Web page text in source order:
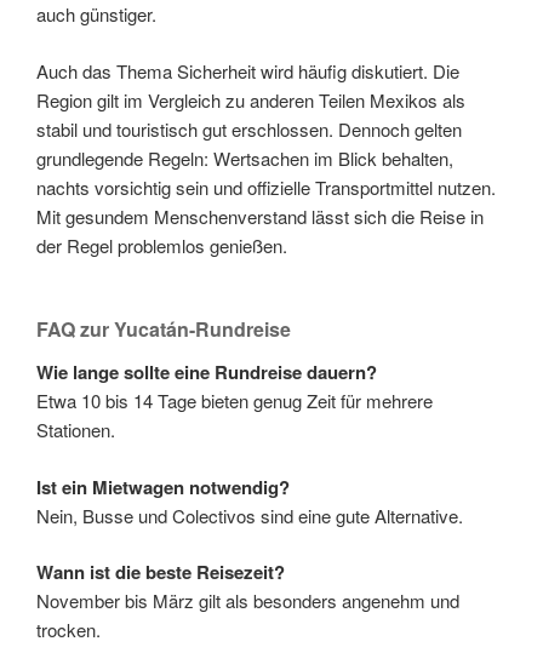
auch günstiger.
Auch das Thema Sicherheit wird häufig diskutiert. Die
Region gilt im Vergleich zu anderen Teilen Mexikos als
stabil und touristisch gut erschlossen. Dennoch gelten
grundlegende Regeln: Wertsachen im Blick behalten,
nachts vorsichtig sein und offizielle Transportmittel nutzen.
Mit gesundem Menschenverstand lässt sich die Reise in
der Regel problemlos genießen.
FAQ zur Yucatán-Rundreise
Wie lange sollte eine Rundreise dauern?
Etwa 10 bis 14 Tage bieten genug Zeit für mehrere
Stationen.
Ist ein Mietwagen notwendig?
Nein, Busse und Colectivos sind eine gute Alternative.
Wann ist die beste Reisezeit?
November bis März gilt als besonders angenehm und
trocken.